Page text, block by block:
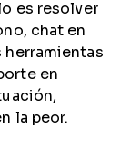
es resolver
chat en
herramientas
en
la peor.